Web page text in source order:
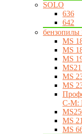
SOLO
636
642
бензопилы
MS
MS
MS
MS
MS
C-M:
MS
MS